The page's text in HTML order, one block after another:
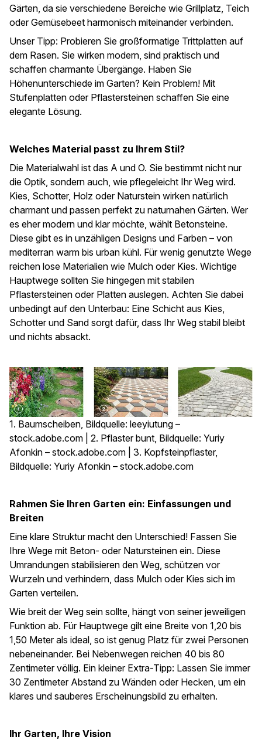
Gärten, da sie verschiedene Bereiche wie Grillplatz, Teich
oder Gemüsebeet harmonisch miteinander verbinden.
Unser Tipp: Probieren Sie großformatige Trittplatten auf
dem Rasen. Sie wirken modern, sind praktisch und
schaffen charmante Übergänge. Haben Sie
Höhenunterschiede im Garten? Kein Problem! Mit
Stufenplatten oder Pflastersteinen schaffen Sie eine
elegante Lösung.
Welches Material passt zu Ihrem Stil?
Die Materialwahl ist das A und O. Sie bestimmt nicht nur
die Optik, sondern auch, wie pflegeleicht Ihr Weg wird.
Kies, Schotter, Holz oder Naturstein wirken natürlich
charmant und passen perfekt zu naturnahen Gärten. Wer
es eher modern und klar möchte, wählt Betonsteine.
Diese gibt es in unzähligen Designs und Farben – von
mediterran warm bis urban kühl. Für wenig genutzte Wege
reichen lose Materialien wie Mulch oder Kies. Wichtige
Hauptwege sollten Sie hingegen mit stabilen
Pflastersteinen oder Platten auslegen. Achten Sie dabei
unbedingt auf den Unterbau: Eine Schicht aus Kies,
Schotter und Sand sorgt dafür, dass Ihr Weg stabil bleibt
und nichts absackt.
1. Baumscheiben, Bildquelle: leeyiutung –
stock.adobe.com | 2. Pflaster bunt, Bildquelle: Yuriy
Afonkin – stock.adobe.com | 3. Kopfsteinpflaster,
Bildquelle: Yuriy Afonkin – stock.adobe.com
Rahmen Sie Ihren Garten ein: Einfassungen und
Breiten
Eine klare Struktur macht den Unterschied! Fassen Sie
Ihre Wege mit Beton- oder Natursteinen ein. Diese
Umrandungen stabilisieren den Weg, schützen vor
Wurzeln und verhindern, dass Mulch oder Kies sich im
Garten verteilen.
Wie breit der Weg sein sollte, hängt von seiner jeweiligen
Funktion ab. Für Hauptwege gilt eine Breite von 1,20 bis
1,50 Meter als ideal, so ist genug Platz für zwei Personen
nebeneinander. Bei Nebenwegen reichen 40 bis 80
Zentimeter völlig. Ein kleiner Extra-Tipp: Lassen Sie immer
30 Zentimeter Abstand zu Wänden oder Hecken, um ein
klares und sauberes Erscheinungsbild zu erhalten.
Ihr Garten, Ihre Vision